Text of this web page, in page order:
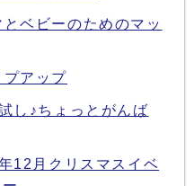
ベビーのためのマッ
プアップ
し♪ちょっとがんば
12月クリスマスイベ